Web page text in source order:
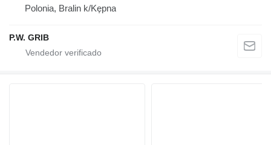
Polonia, Bralin k/Kępna
P.W. GRIB